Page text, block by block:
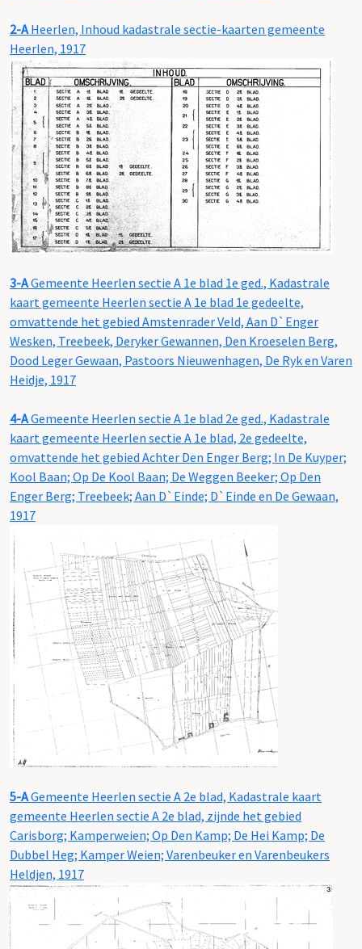
2-AHeerlen, Inhoud kadastrale sectie-kaarten gemeente
Heerlen, 1917
3-AGemeente Heerlen sectie A 1e blad 1e ged., Kadastrale
kaart gemeente Heerlen sectie A 1e blad 1e gedeelte,
omvattende het gebied Amstenrader Veld, Aan D`Enger
Wesken, Treebeek, Deryker Gewannen, Den Kroeselen Berg,
Dood Leger Gewaan, Pastoors Nieuwenhagen, De Ryk en Varen
Heidje, 1917
4-AGemeente Heerlen sectie A 1e blad 2e ged., Kadastrale
kaart gemeente Heerlen sectie A 1e blad, 2e gedeelte,
omvattende het gebied Achter Den Enger Berg; In De Kuyper;
Kool Baan; Op De Kool Baan; De Weggen Beeker; Op Den
Enger Berg; Treebeek; Aan D`Einde; D`Einde en De Gewaan,
1917
5-AGemeente Heerlen sectie A 2e blad, Kadastrale kaart
gemeente Heerlen sectie A 2e blad, zijnde het gebied
Carisborg; Kamperweien; Op Den Kamp; De Hei Kamp; De
Dubbel Heg; Kamper Weien; Varenbeuker en Varenbeukers
Heldjen, 1917